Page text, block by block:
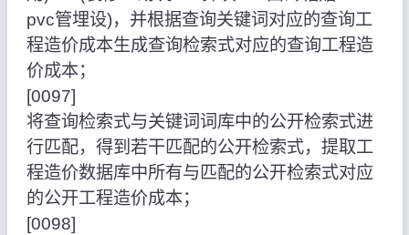
pvc管埋设)，并根据查询关键词对应的查询工
程造价成本生成查询检索式对应的查询工程造
价成本；
[0097]
将查询检索式与关键词词库中的公开检索式进
行匹配，得到若干匹配的公开检索式，提取工
程造价数据库中所有与匹配的公开检索式对应
的公开工程造价成本；
[0098]